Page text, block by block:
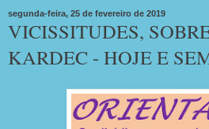
segunda-feira, 25 de fevereiro de 2019
VICISSITUDES,
KARDEC - HOJE E